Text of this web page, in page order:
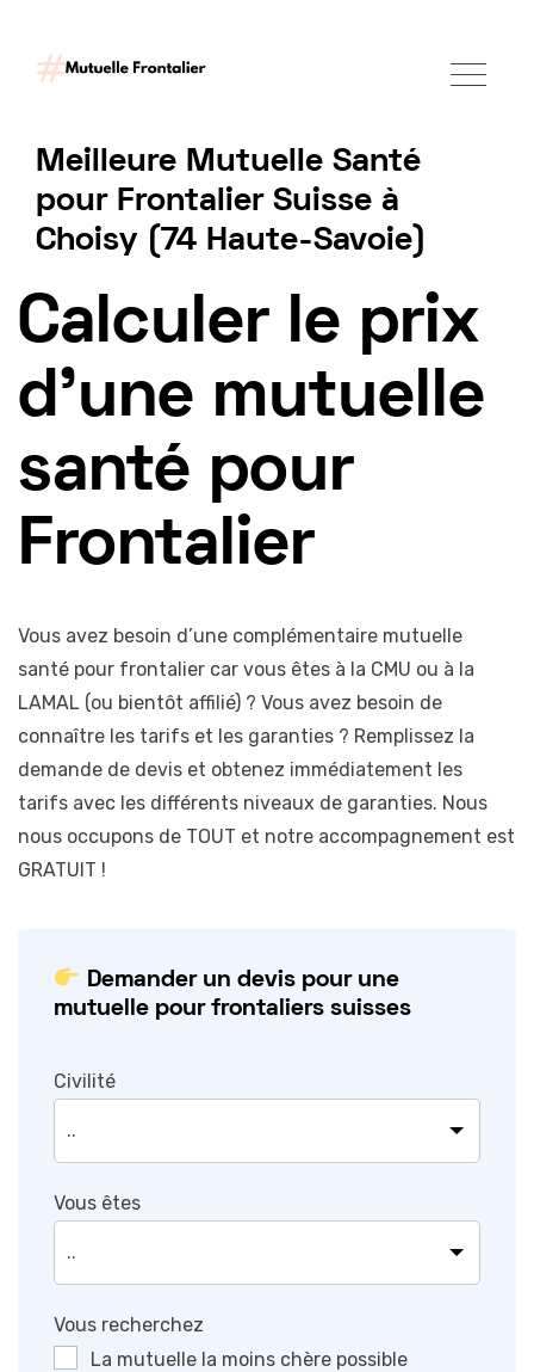
Meilleure Mutuelle Santé
pour Frontalier Suisse à
Choisy (74 Haute-Savoie)
Tarif mutuelle Frontalier 2025
Calculer le prix
d'une mutuelle
santé pour
Frontalier
Vous avez besoin d’une complémentaire mutuelle
santé pour frontalier car vous êtes à la CMU ou à la
LAMAL (ou bientôt affilié) ? Vous avez besoin de
connaître les tarifs et les garanties ? Remplissez la
demande de devis et obtenez immédiatement les
tarifs avec les différents niveaux de garanties. Nous
nous occupons de TOUT et notre accompagnement est
GRATUIT !
Demander un devis pour une
mutuelle pour frontaliers suisses
Civilité
Vous êtes
Vous recherchez
La mutuelle la moins chère possible